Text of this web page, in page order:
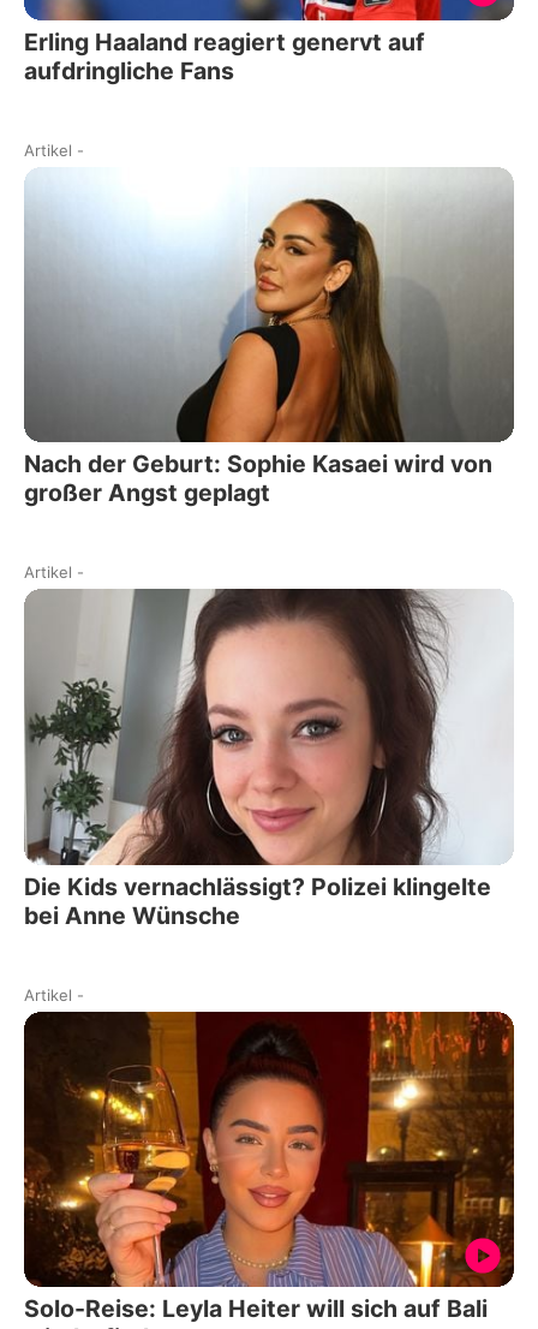
Erling Haaland reagiert genervt auf
aufdringliche Fans
Artikel -
Nach der Geburt: Sophie Kasaei wird von
großer Angst geplagt
Artikel -
Die Kids vernachlässigt? Polizei klingelte
bei Anne Wünsche
Artikel -
Solo-Reise: Leyla Heiter will sich auf Bali